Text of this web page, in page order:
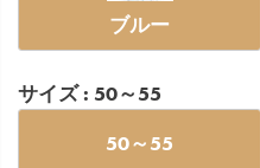
ブルー
サイズ 50～55
50～55